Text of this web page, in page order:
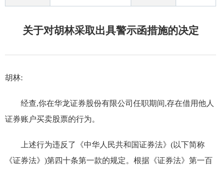
关于对胡林采取出具警示函措施的决定
胡林:
经查,你在华龙证券股份有限公司任职期间,存在借用他人
证券账户买卖股票的行为。
上述行为违反了《中华人民共和国证券法》(以下简称
《证券法》)第四十条第一款的规定。根据《证券法》第一百